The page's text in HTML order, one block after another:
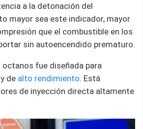
a la detonación del
mayor sea este indicador, mayor
que el combustible en los
sin autoencendido prematuro.
fue diseñada para
de alto rendimiento. Está
de inyección directa altamente